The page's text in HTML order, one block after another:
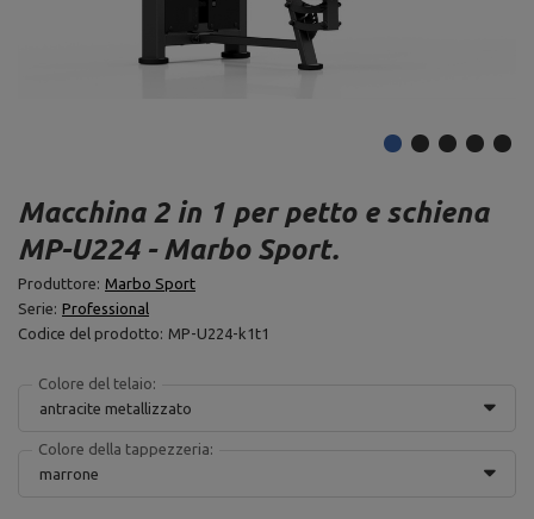
Macchina 2 in 1 per petto e schiena
MP-U224 - Marbo Sport.
Produttore: Marbo Sport
Serie: Professional
Codice del prodotto: MP-U224-k1t1
Colore del telaio:
antracite metallizzato
Colore della tappezzeria:
marrone